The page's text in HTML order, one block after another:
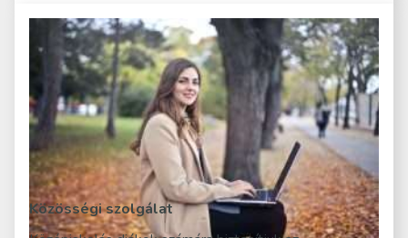
Közösségi szolgálat